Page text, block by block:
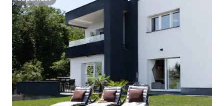
Superhost